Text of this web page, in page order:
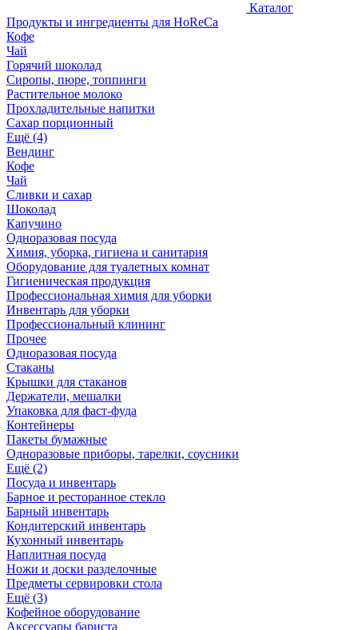
Каталог
Продукты и ингредиенты для HoReCa
Кофе
Чай
Горячий шоколад
Сиропы, пюре, топпинги
Растительное молоко
Прохладительные напитки
Сахар порционный
Ещё (4)
Вендинг
Кофе
Чай
Сливки и сахар
Шоколад
Капучино
Одноразовая посуда
Химия, уборка, гигиена и санитария
Оборудование для туалетных комнат
Гигиеническая продукция
Профессиональная химия для уборки
Инвентарь для уборки
Профессиональный клининг
Прочее
Одноразовая посуда
Стаканы
Крышки для стаканов
Держатели, мешалки
Упаковка для фаст-фуда
Контейнеры
Пакеты бумажные
Одноразовые приборы, тарелки, соусники
Ещё (2)
Посуда и инвентарь
Барное и ресторанное стекло
Барный инвентарь
Кондитерский инвентарь
Кухонный инвентарь
Наплитная посуда
Ножи и доски разделочные
Предметы сервировки стола
Ещё (3)
Кофейное оборудование
Аксессуары бариста